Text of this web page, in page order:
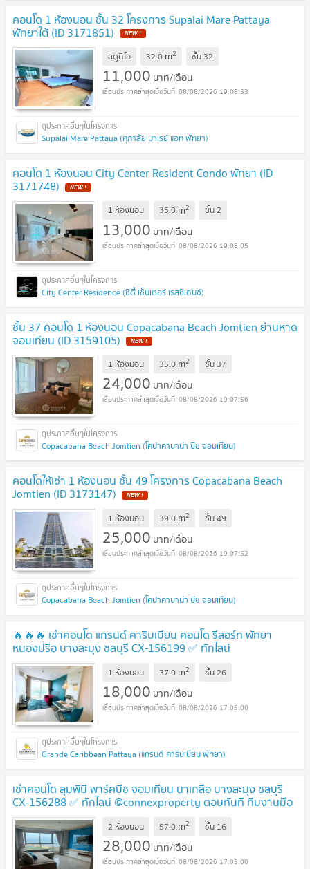
คอนโด 1 ห้องนอน ชั้น 32 โครงการ Supalai Mare Pattaya
พัทยาใต้ (ID 3171851)
สตูดิโอ 32.0 m2 ชั้น 32
11,000 บาท/เดือน
08/08/2026 19:08:53
Supalai Mare Pattaya (ศุภาลัย มาเรย์ แอท พัทยา)
คอนโด 1 ห้องนอน City Center Resident Condo พัทยา (ID
3171748)
1 ห้องนอน 35.0 m2 ชั้น2
13,000 บาท/เดือน
08/08/2026 19:08:05
City Center Residence (ซิตี้ เซ็นเตอร์ เรสซิเดนซ์)
ชั้น 37 คอนโด 1 ห้องนอน Copacabana Beach Jomtien ย่านหาด
จอมเทียน (ID 3159105)
1 ห้องนอน 35.0 m2 ชั้น 37
24,000 บาท/เดือน
08/08/2026 19:07:56
Copacabana Beach Jomtien (โคปาคาบาน่า บีช จอมเทียน)
คอนโดให้เช่า 1 ห้องนอน ชั้น 49 โครงการ Copacabana Beach
Jomtien (ID 3173147)
1 ห้องนอน 39.0 m2 ชั้น49
25,000 บาท/เดือน
08/08/2026 19:07:52
Copacabana Beach Jomtien (โคปาคาบาน่า บีช จอมเทียน)
🔥🔥🔥 เช่าคอนโด แกรนด์ คาริบเบียน คอนโด รีสอร์ท พัทยา
หนองปรือ บางละมุง ชลบุรี CX-156199 ✅ ทักไลน์
@connexproperty ตอบทันที ทีมงานมืออาชีพ ✅ 🔥🔥🔥
1 ห้องนอน 37.0 m2 ชั้น26
18,000 บาท/เดือน
08/08/2026 17:05:00
Grande Caribbean Pattaya (แกรนด์ คาริบเบียน พัทยา)
เช่าคอนโด ลุมพินี พาร์คบีช จอมเทียน นาเกลือ บางละมุง ชลบุรี
CX-156288 ✅ ทักไลน์ @connexproperty ตอบทันที ทีมงานมือ
อาชีพ ✅
2 ห้องนอน 57.0 m2 ชั้น 16
28,000 บาท/เดือน
08/08/2026 17:05:00